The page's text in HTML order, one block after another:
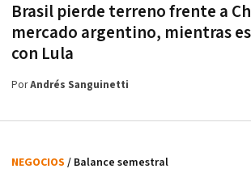
Brasil pierde terreno frente a
mercado argentino, mientras
con Lula
PorAndrés Sanguinetti
NEGOCIOS / Balance semestral